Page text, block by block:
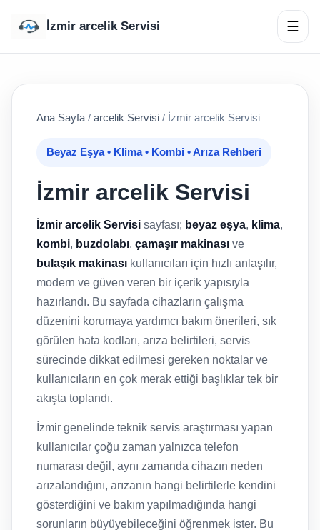
İzmir arcelik Servisi ☰
Ana Sayfa / arcelik Servisi / İzmir arcelik Servisi
Beyaz Eşya • Klima • Kombi • Arıza Rehberi
İzmir arcelik Servisi
İzmir arcelik Servisi sayfası; beyaz eşya, klima,
kombi, buzdolabı, çamaşır makinası ve
bulaşık makinası kullanıcıları için hızlı anlaşılır,
modern ve güven veren bir içerik yapısıyla
hazırlandı. Bu sayfada cihazların çalışma
düzenini korumaya yardımcı bakım önerileri, sık
görülen hata kodları, arıza belirtileri, servis
sürecinde dikkat edilmesi gereken noktalar ve
kullanıcıların en çok merak ettiği başlıklar tek bir
akışta toplandı.
İzmir genelinde teknik servis araştırması yapan
kullanıcılar çoğu zaman yalnızca telefon
numarası değil, aynı zamanda cihazın neden
arızalandığını, arızanın hangi belirtilerle kendini
gösterdiğini ve bakım yapılmadığında hangi
sorunların büyüyebileceğini öğrenmek ister. Bu